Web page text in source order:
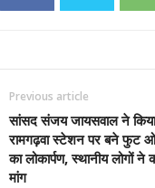
Previous article
सांसद संजय जायसवाल ने किया
रामगढ़वा स्टेशन पर बने फुट
का लोकार्पण, स्थानीय लोगों ने
मांग